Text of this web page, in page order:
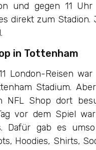
und gegen 11 Uhr
direkt zum Stadion.
in Tottenham
London-Reisen
Stadium.
NFL Shop dort
vor dem Spiel
Dafür gab es
Hoodies, Shirts,